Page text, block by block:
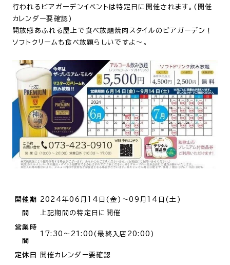
行われるビアガーデンイベント は特定日に開催されます。(開催
カレンダー要確認)
開放感あふれる屋上で食べ放題焼肉スタイルのビアガーデン！
ソフトクリームも食べ放題らしいですよ～。
開催期
間
2024年06月14日(金)～09月14日(土)
上記期間の特定日に開催
営業時
間
17:30～21:00(最終入店20:00)
定休日 開催カレンダー要確認